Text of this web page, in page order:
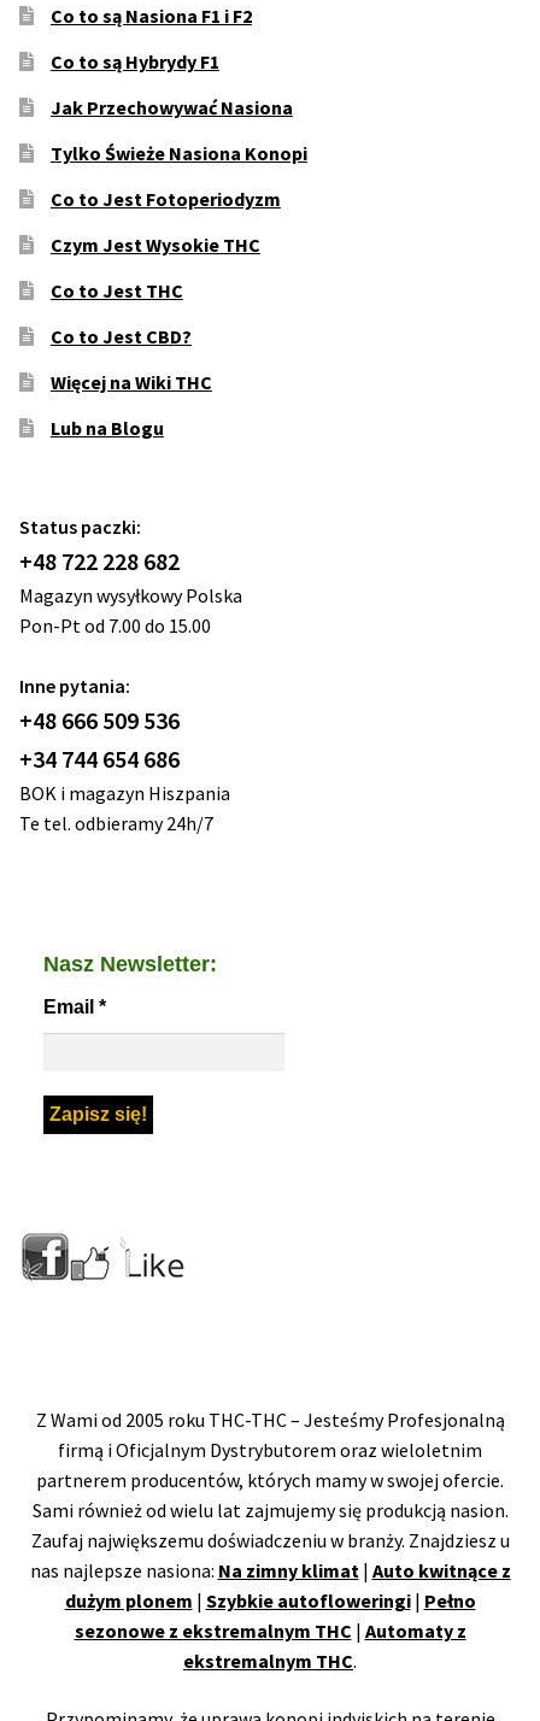
Co to są Nasiona F1 i F2
Co to są Hybrydy F1
Jak Przechowywać Nasiona
Tylko Świeże Nasiona Konopi
Co to Jest Fotoperiodyzm
Czym Jest Wysokie THC
Co to Jest THC
Co to Jest CBD?
Więcej na Wiki THC
Lub na Blogu
Status paczki:
+48 722 228 682
Magazyn wysyłkowy Polska
Pon-Pt od 7.00 do 15.00
Inne pytania:
+48 666 509 536
+34 744 654 686
BOK i magazyn Hiszpania
Te tel. odbieramy 24h/7
Nasz Newsletter:
Email *
Z Wami od 2005 roku THC-THC – Jesteśmy Profesjonalną
firmą i Oficjalnym Dystrybutorem oraz wieloletnim
partnerem producentów, których mamy w swojej ofercie.
Sami również od wielu lat zajmujemy się produkcją nasion.
Zaufaj największemu doświadczeniu w branży. Znajdziesz u
nas najlepsze nasiona: Na zimny klimat | Auto kwitnące z
dużym plonem | Szybkie autofloweringi| Pełno
sezonowe z ekstremalnym THC | Automaty z
ekstremalnym THC.